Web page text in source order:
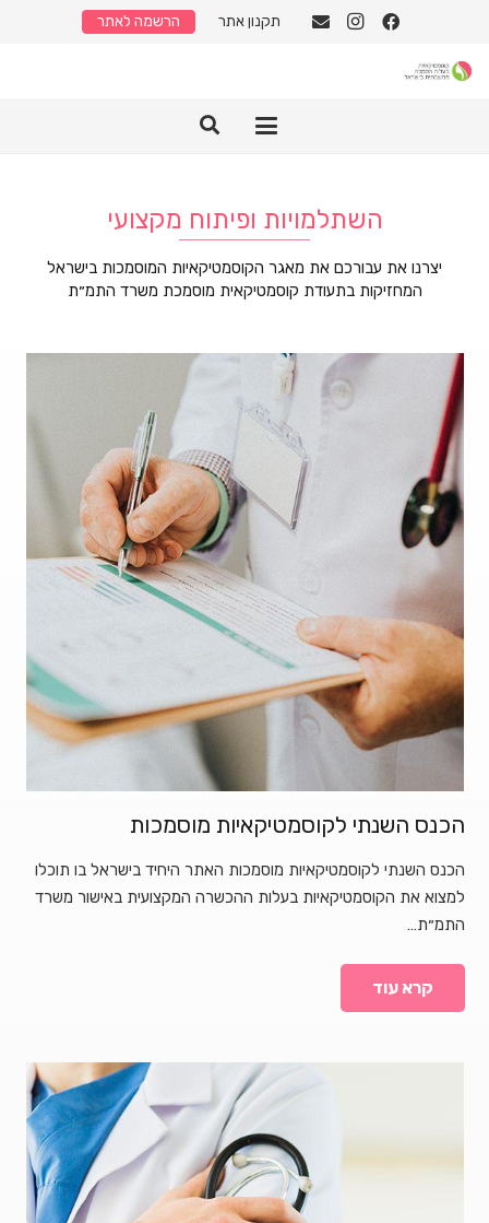
תקנון אתר
הרשמה לאתר
השתלמויות ופיתוח מקצועי
יצרנו את עבורכם את מאגר הקוסמטיקאיות המוסמכות בישראל
המחזיקות בתעודת קוסמטיקאית מוסמכת משרד התמ״ת
הכנס השנתי לקוסמטיקאיות מוסמכות
הכנס השנתי לקוסמטיקאיות מוסמכות האתר היחיד בישראל בו תוכלו
למצוא את הקוסמטיקאיות בעלות ההכשרה המקצועית באישור משרד
התמ״ת…
קרא עוד